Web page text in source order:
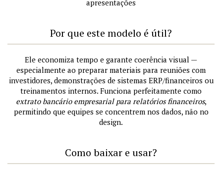
apresentações
Por que este modelo é útil?
Ele economiza tempo e garante coerência visual —
especialmente ao preparar materiais para reuniões com
investidores, demonstrações de sistemas ERP/financeiros ou
treinamentos internos. Funciona perfeitamente como
extrato bancário empresarial para relatórios financeiros,
permitindo que equipes se concentrem nos dados, não no
design.
Como baixar e usar?